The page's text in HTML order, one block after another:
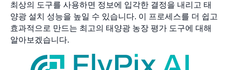
최상의 도구를 사용하면 정보에 입각한 결정을 내리고 태
양광 설치 성능을 높일 수 있습니다. 이 프로세스를 더 쉽고
효과적으로 만드는 최고의 태양광 농장 평가 도구에 대해
알아보겠습니다.